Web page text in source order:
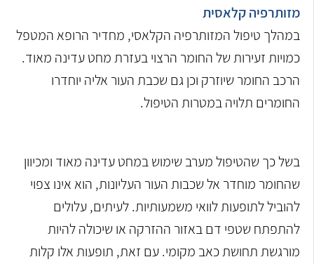
מזותרפיה קלאסית
במהלך טיפול המזותרפיה הקלאסי, מחדיר הרופא המטפל
כמויות זעירות של החומר הרצוי בעזרת מחט עדינה מאוד.
הרכב החומר שיוזרק וכן גם שכבת העור אליה יוחדרו
החומרים תלויה במטרות הטיפול.
בשל כך שהטיפול מערב שימוש במחט עדינה מאוד ומכיוון
שהחומר מוחדר אל שכבות העור העליונות, הוא אינו צפוי
להוביל לתופעות לוואי משמעותיות. לעיתים, עלולים
להתפתח שטפי דם באזור ההזרקה או שיכולה להיות
מורגשת תחושת כאב מקומי. עם זאת, תופעות אלו קלות